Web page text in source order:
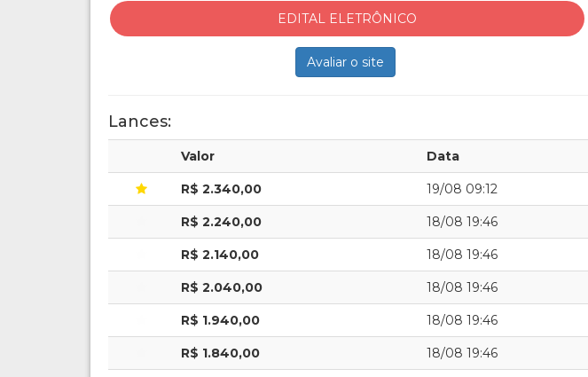
EDITAL ELETRÔNICO
Avaliar o site
Lances:
Valor Data
R$ 2.340,00 19/08 09:12
R$ 2.240,00 18/08 19:46
R$ 2.140,00 18/08 19:46
R$ 2.040,00 18/08 19:46
R$ 1.940,00 18/08 19:46
R$ 1.840,00 18/08 19:46